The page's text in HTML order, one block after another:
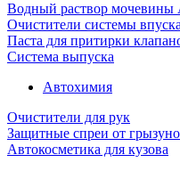
Водный раствор мочевины
Очистители системы
Паста для притирки
Система выпуска
Автохимия
Очистители для рук
Защитные спреи от
Автокосметика для кузова